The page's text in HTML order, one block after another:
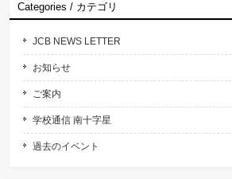
Categories / カテゴリ
JCB NEWS LETTER
お知らせ
ご案内
学校通信 南十字星
過去のイベント